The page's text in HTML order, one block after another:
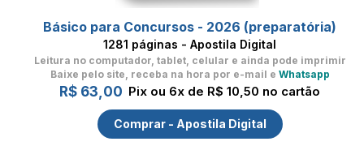
Básico para Concursos - 2026 (preparatória)
1281 páginas - Apostila Digital
Leitura no computador, tablet, celular e ainda pode imprimir
Baixe pelo site, receba na hora por e-mail e Whatsapp
R$ 63,00 Pix ou 6x de R$ 10,50 no cartão
Comprar - Apostila Digital